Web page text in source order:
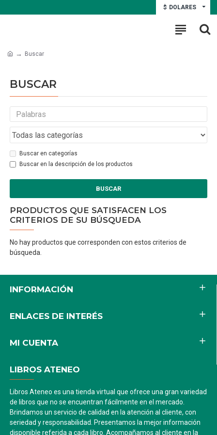
$ DOLARES
Buscar
BUSCAR
Buscar en categorías
Buscar en la descripción de los productos
BUSCAR
PRODUCTOS QUE SATISFACEN LOS
CRITERIOS DE SU BÚSQUEDA
No hay productos que corresponden con estos criterios de
búsqueda.
INFORMACIÓN
ENLACES DE INTERÉS
MI CUENTA
LIBROS ATENEO
Libros Ateneo es una tienda virtual que ofrece una gran variedad
de libros que no se encuentran fácilmente en el mercado.
Brindamos un servicio de calidad en la atención al cliente, con
seriedad y responsabilidad. Presentamos la mejor información
disponible referida a cada libro. Acompañamos al cliente en la